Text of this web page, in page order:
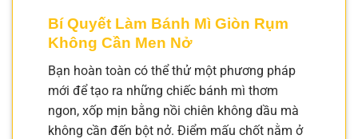
Bí Quyết Làm Bánh Mì Giòn Rụm
Không Cần Men Nở
Bạn hoàn toàn có thể thử một phương pháp
mới để tạo ra những chiếc bánh mì thơm
ngon, xốp mịn bằng nồi chiên không dầu mà
không cần đến bột nở. Điểm mấu chốt nằm ở